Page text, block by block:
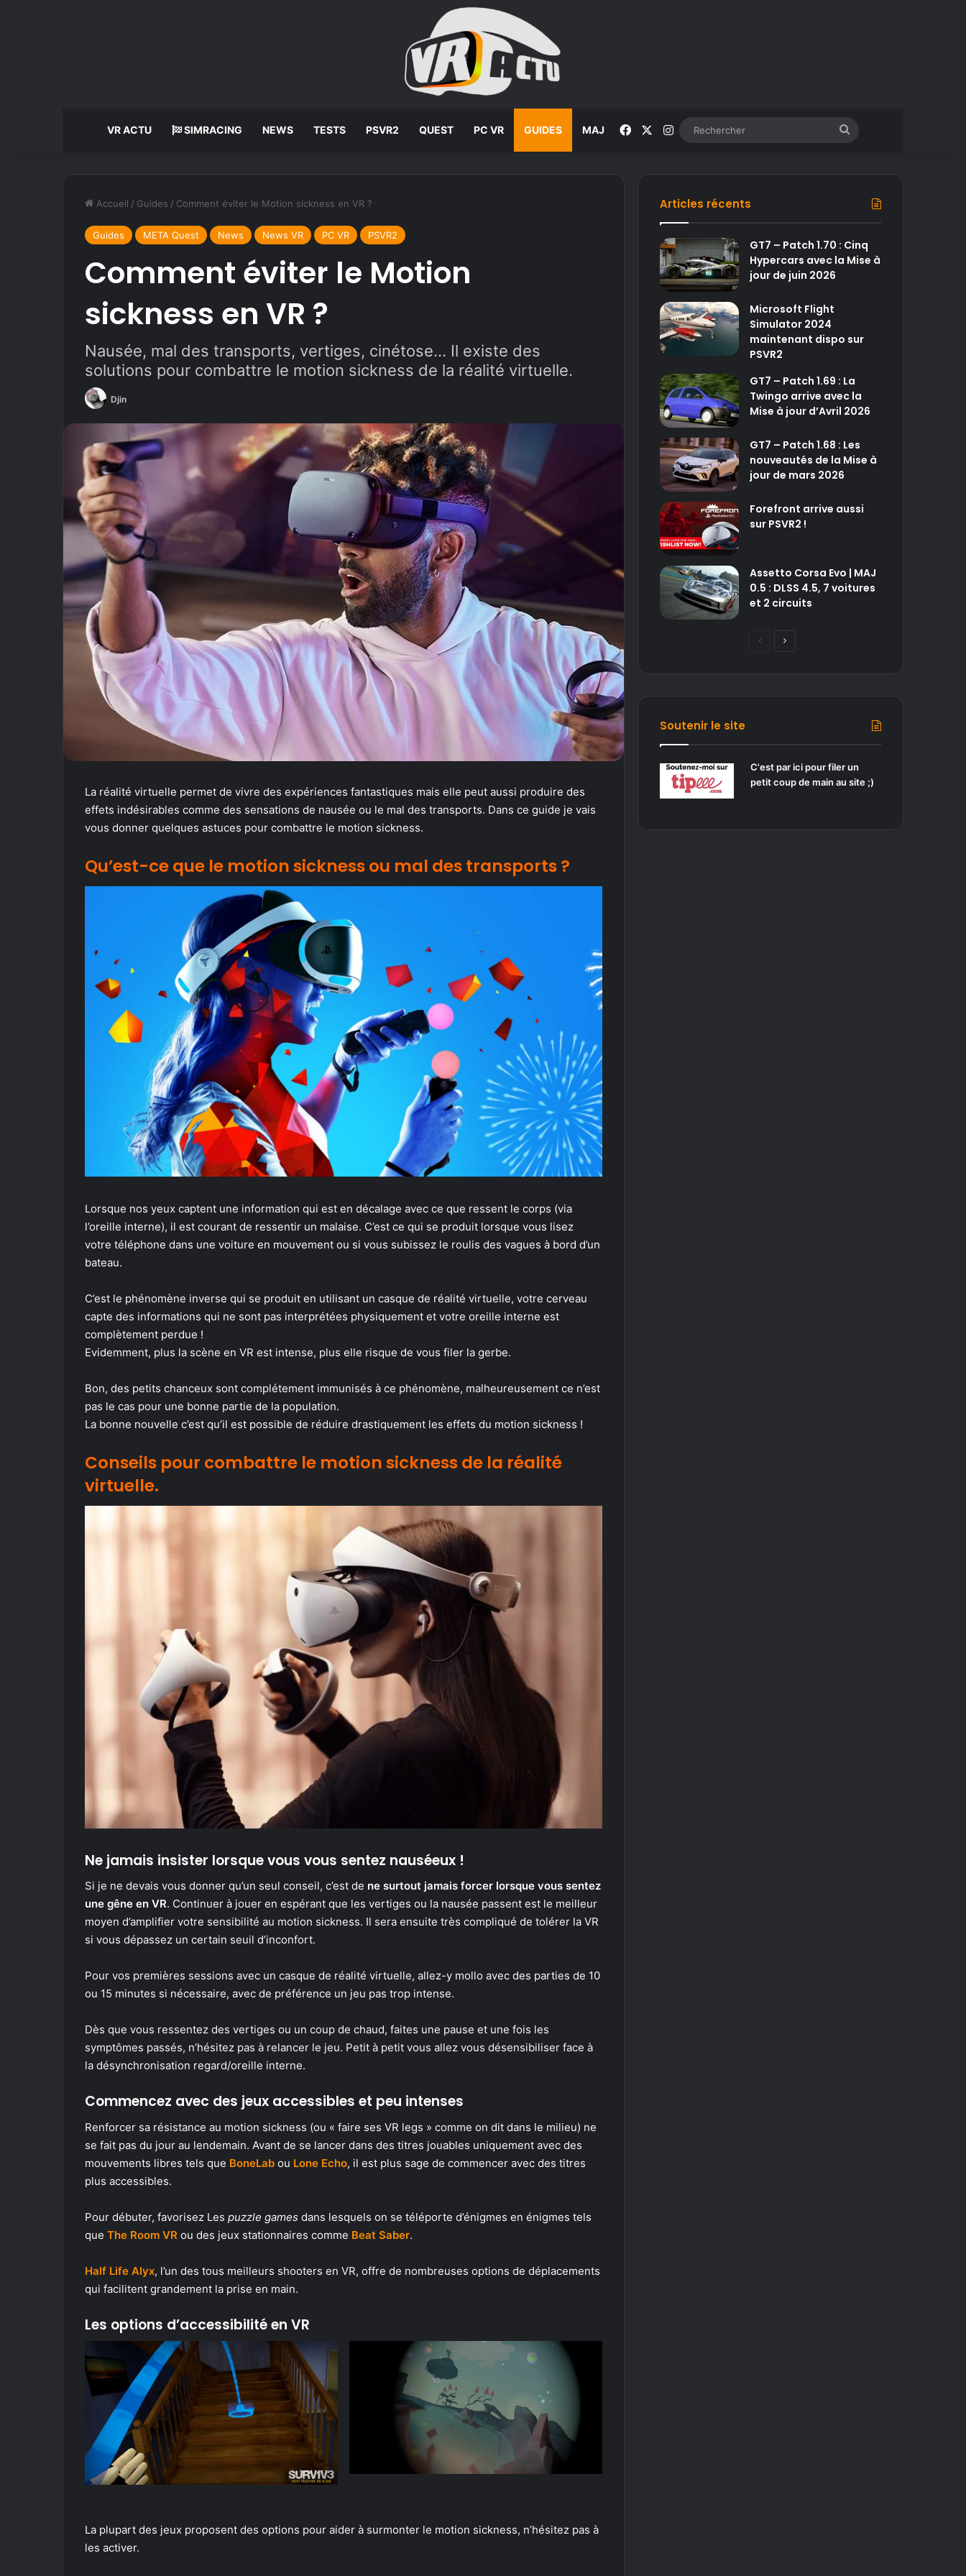
VR ACTU SIMRACING NEWS TESTS PSVR2 QUEST PC VR GUIDES MAJ FacebookInstagram Rechercher
Accueil / Guides / Comment éviter le Motion sickness en VR ?
Guides META Quest News News VR PC VR PSVR2
Comment éviter le Motion
sickness en VR ?
Nausée, mal des transports, vertiges, cinétose... Il existe des
solutions pour combattre le motion sickness de la réalité virtuelle.
Djin
La réalité virtuelle permet de vivre des expériences fantastiques mais elle peut aussi produire des
effets indésirables comme des sensations de nausée ou le mal des transports. Dans ce guide je vais
vous donner quelques astuces pour combattre le motion sickness.
Qu’est-ce que le motion sickness ou mal des transports ?
Lorsque nos yeux captent une information qui est en décalage avec ce que ressent le corps (via
l’oreille interne), il est courant de ressentir un malaise. C’est ce qui se produit lorsque vous lisez
votre téléphone dans une voiture en mouvement ou si vous subissez le roulis des vagues à bord d’un
bateau.
C’est le phénomène inverse qui se produit en utilisant un casque de réalité virtuelle, votre cerveau
capte des informations qui ne sont pas interprétées physiquement et votre oreille interne est
complètement perdue !
Evidemment, plus la scène en VR est intense, plus elle risque de vous filer la gerbe.
Bon, des petits chanceux sont complétement immunisés à ce phénomène, malheureusement ce n’est
pas le cas pour une bonne partie de la population.
La bonne nouvelle c’est qu’il est possible de réduire drastiquement les effets du motion sickness !
Conseils pour combattre le motion sickness de la réalité
virtuelle.
Ne jamais insister lorsque vous vous sentez nauséeux !
Si je ne devais vous donner qu’un seul conseil, c’est de ne surtout jamais forcer lorsque vous sentez
une gêne en VR. Continuer à jouer en espérant que les vertiges ou la nausée passent est le meilleur
moyen d’amplifier votre sensibilité au motion sickness. Il sera ensuite très compliqué de tolérer la VR
si vous dépassez un certain seuil d’inconfort.
Pour vos premières sessions avec un casque de réalité virtuelle, allez-y mollo avec des parties de 10
ou 15 minutes si nécessaire, avec de préférence un jeu pas trop intense.
Dès que vous ressentez des vertiges ou un coup de chaud, faites une pause et une fois les
symptômes passés, n’hésitez pas à relancer le jeu. Petit à petit vous allez vous désensibiliser face à
la désynchronisation regard/oreille interne.
Commencez avec des jeux accessibles et peu intenses
Renforcer sa résistance au motion sickness (ou « faire ses VR legs » comme on dit dans le milieu) ne
se fait pas du jour au lendemain. Avant de se lancer dans des titres jouables uniquement avec des
mouvements libres tels que BoneLab ou Lone Echo, il est plus sage de commencer avec des titres
plus accessibles.
Pour débuter, favorisez Les puzzle games dans lesquels on se téléporte d’énigmes en énigmes tels
que The Room VR ou des jeux stationnaires comme Beat Saber.
Half Life Alyx, l’un des tous meilleurs shooters en VR, offre de nombreuses options de déplacements
qui facilitent grandement la prise en main.
Les options d’accessibilité en VR
La plupart des jeux proposent des options pour aider à surmonter le motion sickness, n’hésitez pas à
les activer.
Articles récents
GT7 – Patch 1.70 : Cinq
Hypercars avec la Mise à
jour de juin 2026
Microsoft Flight
Simulator 2024
maintenant dispo sur
PSVR2
GT7 – Patch 1.69 : La
Twingo arrive avec la
Mise à jour d’Avril 2026
GT7 – Patch 1.68 : Les
nouveautés de la Mise à
jour de mars 2026
Forefront arrive aussi
sur PSVR2 !
Assetto Corsa Evo | MAJ
0.5 : DLSS 4.5, 7 voitures
et 2 circuits
c
v
Soutenir le site
C'est par ici pour filer un
petit coup de main au site ;)